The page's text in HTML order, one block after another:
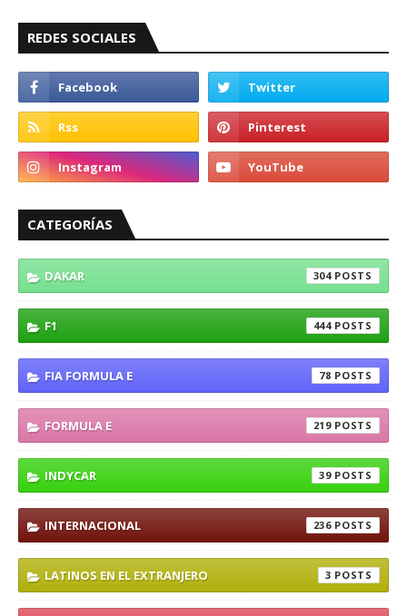
REDES SOCIALES
CATEGORÍAS
DAKAR 304
F1 444
FIA FORMULA E 78
FORMULA E 219
INDYCAR 39
INTERNACIONAL 236
LATINOS EN EL EXTRANJERO 3